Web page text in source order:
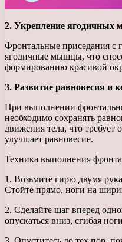
2. Укрепление
Фронтальные приседания с
ягодичные мышцы, что
формированию красивой
3. Развитие равновесия и
При выполнении
необходимо сохранять
движения тела, что
улучшает равновесие.
Техника выполнения
1. Возьмите гирю двумя
Стойте прямо, ноги на
2. Сделайте шаг вперед
опускаться вниз, сгибая